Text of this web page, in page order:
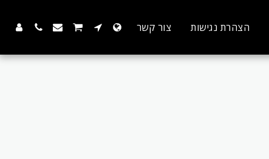
הצהרת נגישות צור קשר